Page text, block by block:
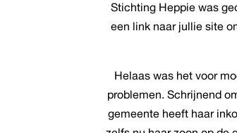
Stichting Heppie was
een link naar jullie site
Helaas was het voor
problemen. Schrijnend
gemeente heeft haar